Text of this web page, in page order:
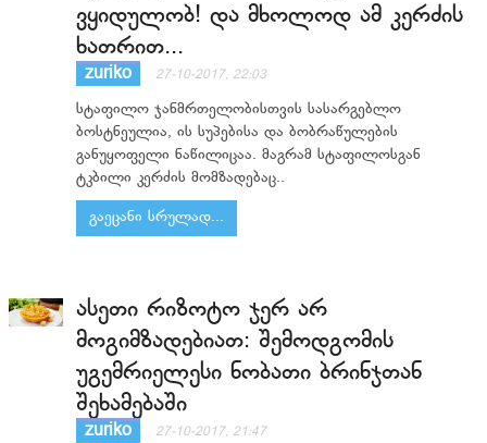
ვყიდულობ! და მხოლოდ ამ კერძის
ხათრით...
zuriko 27-10-2017, 22:03
სტაფილო ჯანმრთელობისთვის სასარგებლო
ბოსტნეულია, ის სუპებისა და ბობრაწულების
განუყოფელი ნაწილიცაა. მაგრამ სტაფილოსგან
ტკბილი კერძის მომზადებაც..
გაეცანი სრულად...
ასეთი რიზოტო ჯერ არ
მოგიმზადებიათ: შემოდგომის
უგემრიელესი ნობათი ბრინჯთან
შეხამებაში
zuriko 27-10-2017, 21:47